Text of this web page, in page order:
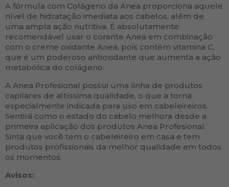
A fórmula com Colágeno da Anea proporciona aquele
nível de hidratação imediata aos cabelos, além de
uma ampla ação nutritiva. É absolutamente
recomendável usar o corante Anea em combinação
com o creme oxidante Anea, pois contém vitamina C,
que é um poderoso antioxidante que aumenta a ação
metabólica do colágeno.
A Anea Profesional possui uma linha de produtos
capilares de altíssima qualidade, o que a torna
especialmente indicada para uso em cabeleireiros.
Sentirá como o estado do cabelo melhora desde a
primeira aplicação dos produtos Anea Profesional.
Sinta que você tem o cabeleireiro em casa e tem
produtos profissionais da melhor qualidade em todos
os momentos.
Avisos: